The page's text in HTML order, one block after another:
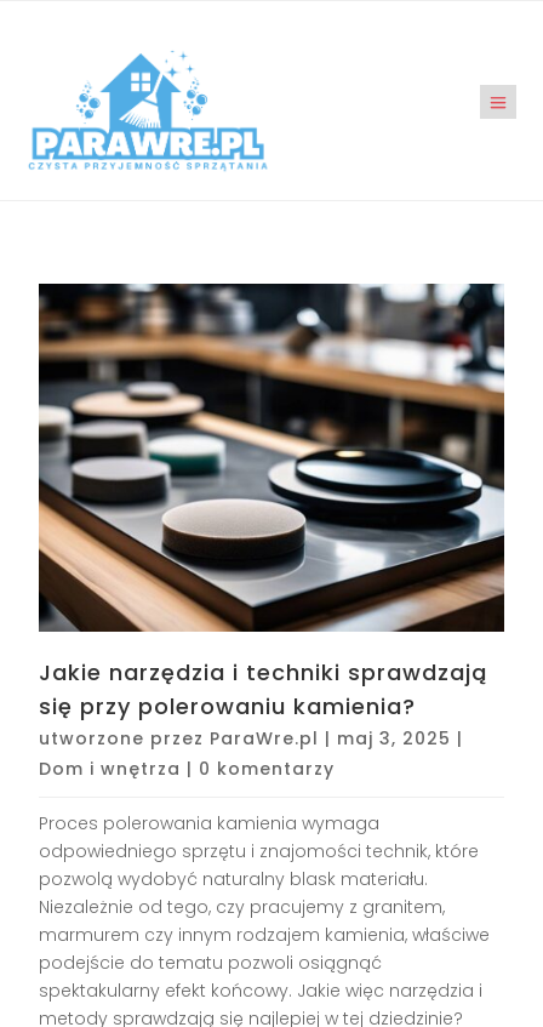
Jakie narzędzia i techniki sprawdzają
się przy polerowaniu kamienia?
utworzone przez ParaWre.pl | maj 3, 2025 |
Dom i wnętrza | 0 komentarzy
Proces polerowania kamienia wymaga
odpowiedniego sprzętu i znajomości technik, które
pozwolą wydobyć naturalny blask materiału.
Niezależnie od tego, czy pracujemy z granitem,
marmurem czy innym rodzajem kamienia, właściwe
podejście do tematu pozwoli osiągnąć
spektakularny efekt końcowy. Jakie więc narzędzia i
metody sprawdzają się najlepiej w tej dziedzinie?